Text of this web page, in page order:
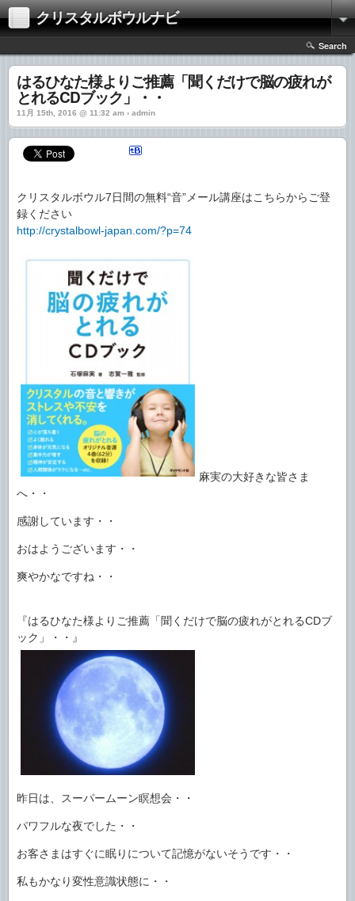
クリスタルボウルナビ
Search
はるひなた様よりご推薦「聞くだけで脳の疲れが
とれるCDブック」・・
11月 15th, 2016 @ 11:32 am › admin
クリスタルボウル7日間の無料“音”メール講座はこちらからご登
録ください
http://crystalbowl-japan.com/?p=74
麻実の大好きな皆さま
へ・・
感謝しています・・
おはようございます・・
爽やかなですね・・
『はるひなた様よりご推薦「聞くだけで脳の疲れがとれるCDブ
ック」・・』
昨日は、スーパームーン瞑想会・・
パワフルな夜でした・・
お客さまはすぐに眠りについて記憶がないそうです・・
私もかなり変性意識状態に・・